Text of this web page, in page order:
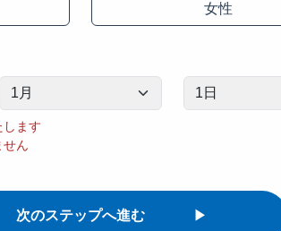
女性
ます
ん